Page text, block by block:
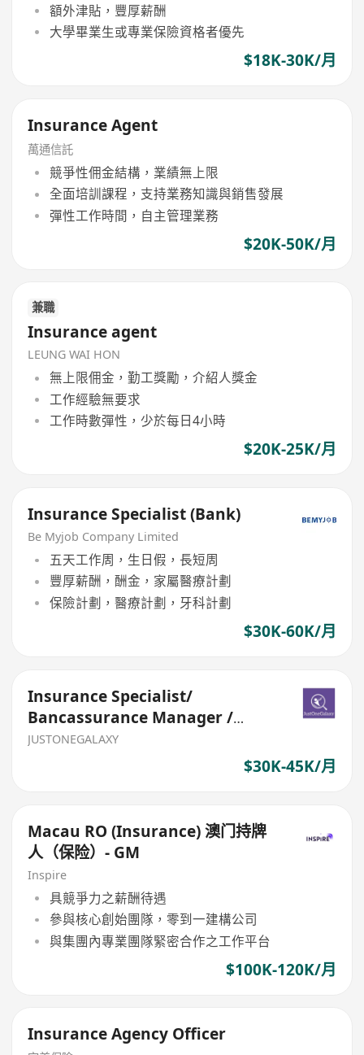
額外津貼，豐厚薪酬
大學畢業生或專業保險資格者優先
$18K-30K/月
Insurance Agent
萬通信託
競爭性佣金結構，業績無上限
全面培訓課程，支持業務知識與銷售發展
彈性工作時間，自主管理業務
$20K-50K/月
兼職
Insurance agent
LEUNG WAI HON
無上限佣金，勤工獎勵，介紹人獎金
工作經驗無要求
工作時數彈性，少於每日4小時
$20K-25K/月
Insurance Specialist (Bank)
Be Myjob Company Limited
五天工作周，生日假，長短周
豐厚薪酬，酬金，家屬醫療計劃
保險計劃，醫療計劃，牙科計劃
$30K-60K/月
Insurance Specialist/
Bancassurance Manager /
Senior Officer
JUSTONEGALAXY
$30K-45K/月
Macau RO (Insurance) 澳门持牌
人（保险）- GM
Inspire
具競爭力之薪酬待遇
參與核心創始團隊，零到一建構公司
與集團內專業團隊緊密合作之工作平台
$100K-120K/月
Insurance Agency Officer